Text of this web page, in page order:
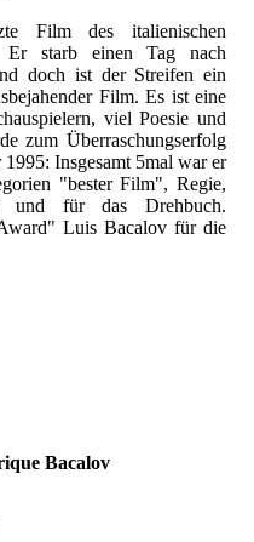
Film des italienischen
Er starb einen Tag nach
doch ist der Streifen ein
Film. Es ist eine
viel Poesie und
zum Überraschungserfolg
Insgesamt 5mal war er
"bester Film", Regie,
und für das Drehbuch.
Luis Bacalov für die
Bacalov